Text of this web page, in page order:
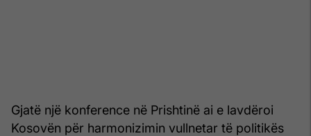
Gjatë një konference në Prishtinë ai e lavdëroi
Kosovën për harmonizimin vullnetar të politikës